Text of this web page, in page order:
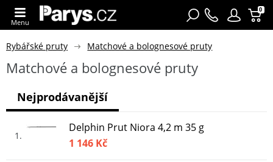
0
Menu
Rybářské pruty Matchové a bolognesové pruty
Matchové a bolognesové pruty
1
Delphin Prut Niora 4,2 m 35 g
1 146 Kč
Nejprodávanější